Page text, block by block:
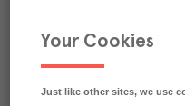
Your Cookies
Just like other sites, we use